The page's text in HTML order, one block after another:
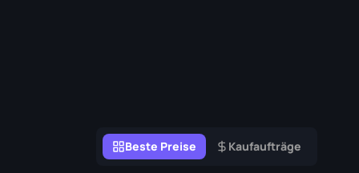
Beste Preise Kaufaufträge